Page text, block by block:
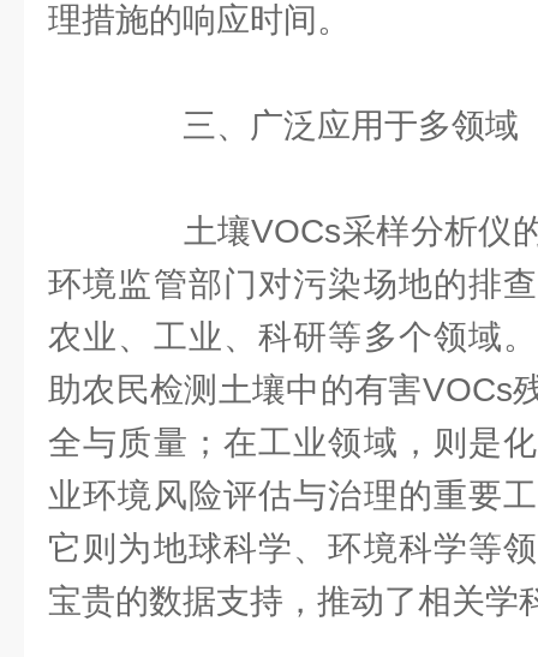
理措施的响应时间。
三、广泛应用于多领域
土壤VOCs采样分析仪
环境监管部门对污染场地的排
农业、工业、科研等多个领域
助农民检测土壤中的有害VOCs
全与质量；在工业领域，则是
业环境风险评估与治理的重要
它则为地球科学、环境科学等
宝贵的数据支持，推动了相关学